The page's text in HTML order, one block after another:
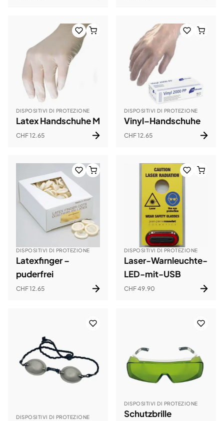
DISPOSITIVI DI PROTEZIONE
Latex Handschuhe M
CHF 12.65
DISPOSITIVI DI PROTEZIONE
Vinyl–Handschuhe
CHF 12.65
DISPOSITIVI DI PROTEZIONE
Latexfinger –
puderfrei
CHF 12.65
DISPOSITIVI DI PROTEZIONE
Laser-Warnleuchte-
LED-mit-USB
CHF 49.90
DISPOSITIVI DI PROTEZIONE
DISPOSITIVI DI PROTEZIONE
Schutzbrille